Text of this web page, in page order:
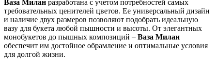
Ваза Милан разработана с учетом потребностей самых
требовательных ценителей цветов. Ее универсальный дизайн
и наличие двух размеров позволяют подобрать идеальную
вазу для букета любой пышности и высоты. От элегантных
монобукетов до пышных композиций – Ваза Милан
обеспечит им достойное обрамление и оптимальные условия
для долгой жизни.